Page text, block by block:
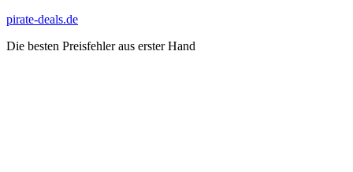
Zum
springen
pirate-deals.de
Die besten Preisfehler aus erster Hand